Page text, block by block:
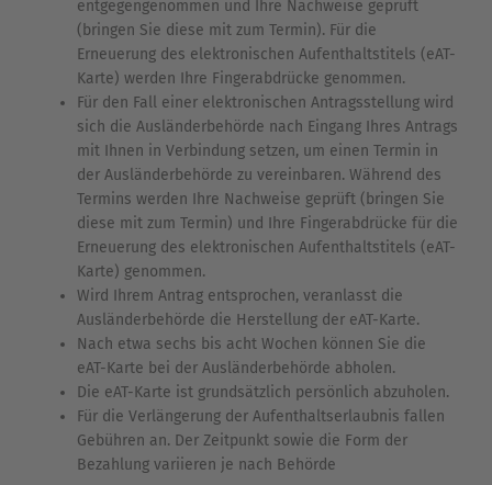
entgegengenommen und Ihre Nachweise geprüft
(bringen Sie diese mit zum Termin). Für die
Erneuerung des elektronischen Aufenthaltstitels (eAT-
Karte) werden Ihre Fingerabdrücke genommen.
Für den Fall einer elektronischen Antragsstellung wird
sich die Ausländerbehörde nach Eingang Ihres Antrags
mit Ihnen in Verbindung setzen, um einen Termin in
der Ausländerbehörde zu vereinbaren. Während des
Termins werden Ihre Nachweise geprüft (bringen Sie
diese mit zum Termin) und Ihre Fingerabdrücke für die
Erneuerung des elektronischen Aufenthaltstitels (eAT-
Karte) genommen.
Wird Ihrem Antrag entsprochen, veranlasst die
Ausländerbehörde die Herstellung der eAT-Karte.
Nach etwa sechs bis acht Wochen können Sie die
eAT-Karte bei der Ausländerbehörde abholen.
Die eAT-Karte ist grundsätzlich persönlich abzuholen.
Für die Verlängerung der Aufenthaltserlaubnis fallen
Gebühren an. Der Zeitpunkt sowie die Form der
Bezahlung variieren je nach Behörde